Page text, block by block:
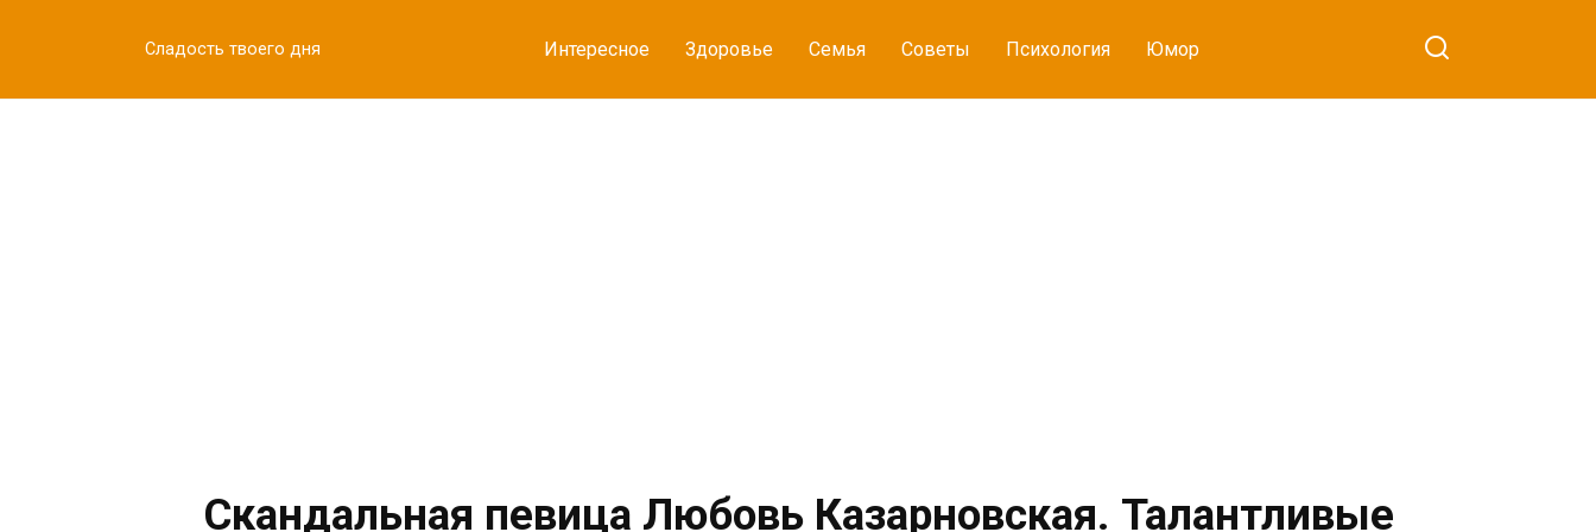
Сладость твоего дня Интересное Здоровье Семья Советы Психология Юмор
Скандальная певица Любовь Казарновская. Талантливые